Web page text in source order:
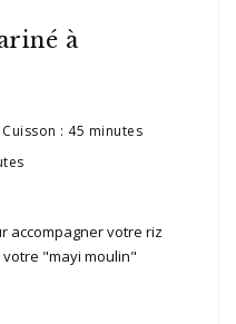
à
Cuisson : 45 minutes
accompagner votre riz
votre "mayi moulin"